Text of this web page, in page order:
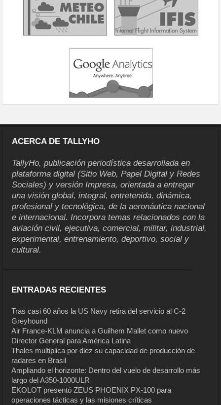
ACERCA DE TALLYHO
TallyHo, publicación periodística desarrollada en
plataforma digital (Sitio Web, Papel Digital y Redes
Sociales) y versión Impresa, orientada a entregar
una visión global, integral, entretenida, dinámica,
profesional y tecnológica, de la aeronáutica nacional
e internacional. Incorpora temas relacionados con la
aviación civil, ejecutiva, comercial, militar, industrial,
experimental, entrenamiento, deportivo, social y
cultural.
ENTRADAS RECIENTES
Tras casi 60 años la US Navy retira del servicio al C-2
Greyhound
Air France-KLM anuncia a Guilhem Mallet como nuevo
Director General para América Latina
Thales multiplica por diez su capacidad de producción de
radares en Brasil
Ampliando el horizonte: Dentro del vuelo de desarrollo más
largo del A350-1000ULR
EKOLOT presentó ZEUS PHOENIX PX-100 para
operaciones tácticas y las misiones críticas